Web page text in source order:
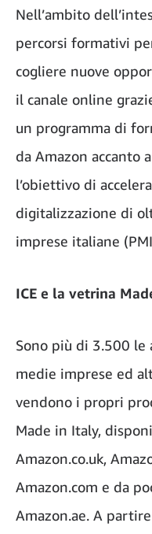
Nell’ambito
percorsi formativi
cogliere nuove
il canale online
un programma di
da Amazon accanto
l’obiettivo di
digitalizzazione di
imprese italiane
ICE e la vetrina
Sono più di 3.500 le
medie imprese ed
vendono i propri
Made in Italy,
Amazon.co.uk,
Amazon.com e da
Amazon.ae. A